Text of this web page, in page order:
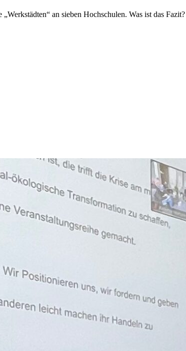
an sieben Hochschulen. Was ist das Fazit?